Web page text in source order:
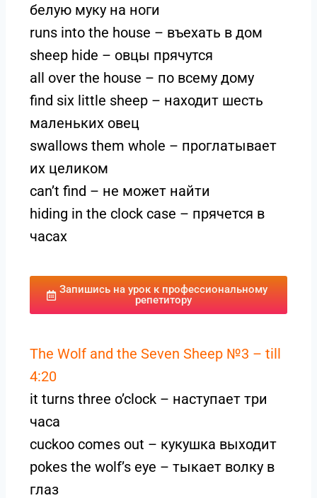
белую муку на ноги
runs into the house – въехать в дом
sheep hide – овцы прячутся
all over the house – по всему дому
find six little sheep – находит шесть
маленьких овец
swallows them whole – проглатывает
их целиком
can’t find – не может найти
hiding in the clock case – прячется в
часах
Запишись на урок к профессиональному
репетитору
The Wolf and the Seven Sheep №3 – till
4:20
it turns three o’clock – наступает три
часа
cuckoo comes out – кукушка выходит
pokes the wolf’s eye – тыкает волку в
глаз